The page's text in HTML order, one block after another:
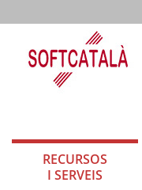
RECURSOS
I SERVEIS